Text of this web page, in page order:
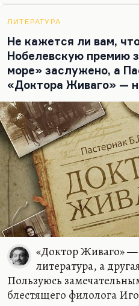
ЛИТЕРАТУРА
Не кажется ли вам,
Нобелевскую премию
море» заслужено, а
«Доктора Живаго» —
«Доктор Живаго» —
литература, а
Пользуюсь
блестящего филолога